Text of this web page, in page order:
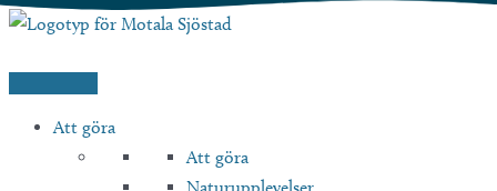
Hoppa
Att göra
Att göra